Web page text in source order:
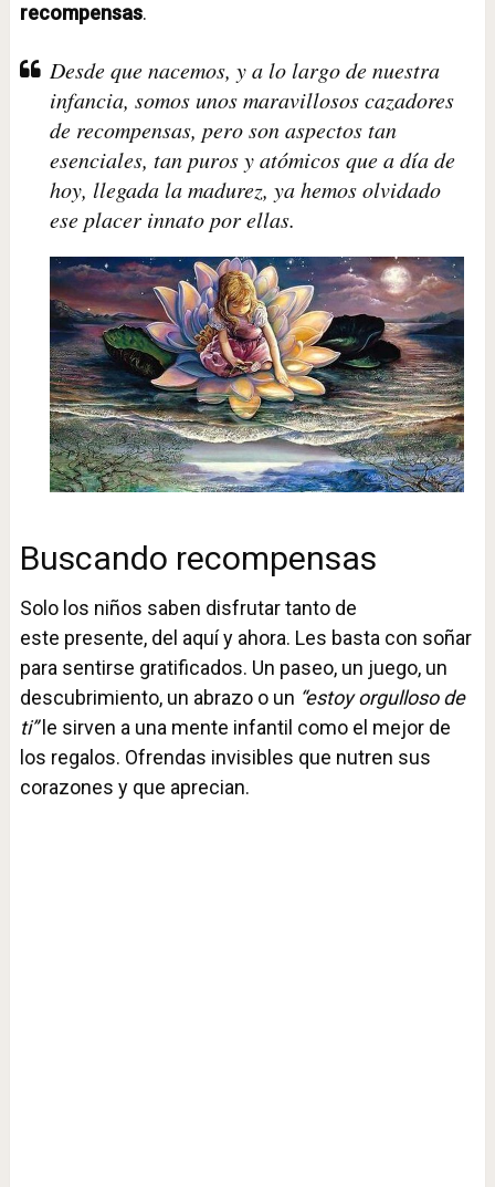
recompensas.
Desde que nacemos, y a lo largo de nuestra
infancia, somos unos maravillosos cazadores
de recompensas, pero son aspectos tan
esenciales, tan puros y atómicos que a día de
hoy, llegada la madurez, ya hemos olvidado
ese placer innato por ellas.
Buscando recompensas
Solo los niños saben disfrutar tanto de
este presente, del aquí y ahora. Les basta con soñar
para sentirse gratificados. Un paseo, un juego, un
descubrimiento, un abrazo o un “estoy orgulloso de
ti”le sirven a una mente infantil como el mejor de
los regalos. Ofrendas invisibles que nutren sus
corazones y que aprecian.